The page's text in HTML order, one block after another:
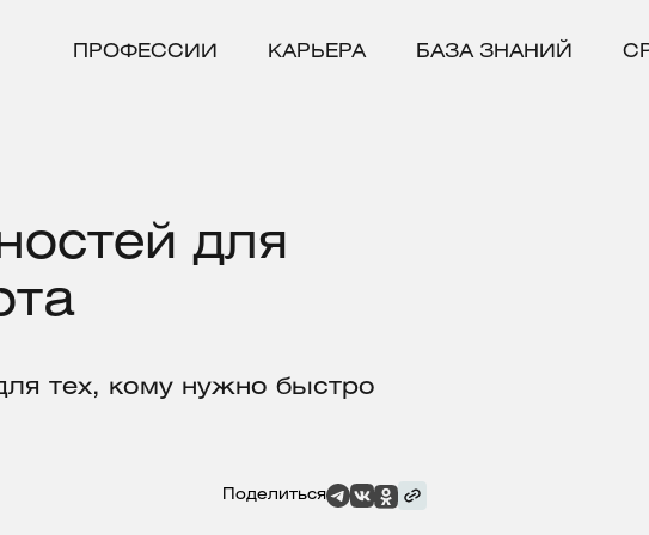
ПРОФЕССИИ КАРЬЕРА БАЗА ЗНАНИЙ
для
тех, кому нужно быстро
Поделиться